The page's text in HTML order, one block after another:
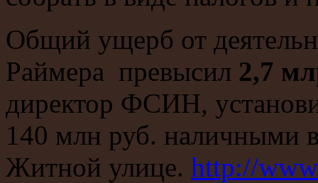
Общий ущерб от
Раймера превысил 2,7
директор ФСИН,
140 млн руб. наличными
Житной улице. http://